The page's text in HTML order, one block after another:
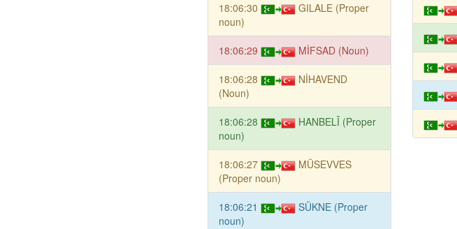
18:06:30
GILALE (Proper
noun)
18:06:29 MİFSAD (Noun)
18:06:28
NİHAVEND
(Noun)
18:06:28
HANBELÎ (Proper
noun)
18:06:27
MÜSEVVES
(Proper noun)
18:06:21
SÜKNE (Proper
noun)